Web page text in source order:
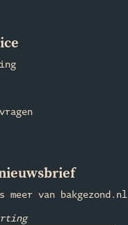
meer van bakgezond.nl